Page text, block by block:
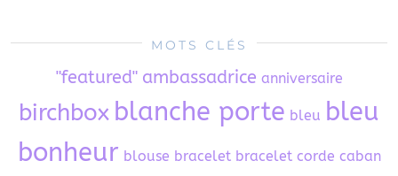
MOTS CLÉS
"featured" ambassadrice anniversaire
birchbox blanche porte bleu bleu
bonheur blouse bracelet bracelet corde caban